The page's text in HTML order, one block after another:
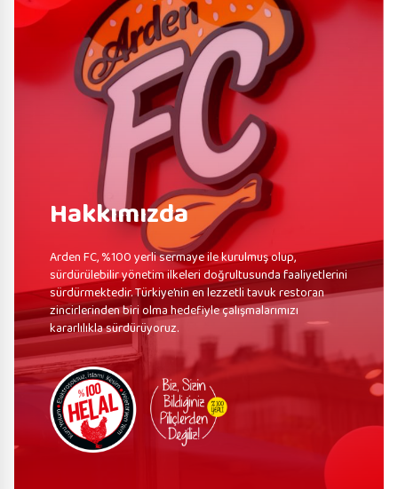
Hakkımızda
Arden FC, %100 yerli sermaye ile kurulmuş olup,
sürdürülebilir yönetim ilkeleri doğrultusunda faaliyetlerini
sürdürmektedir. Türkiye’nin en lezzetli tavuk restoran
zincirlerinden biri olma hedefiyle çalışmalarımızı
kararlılıkla sürdürüyoruz.